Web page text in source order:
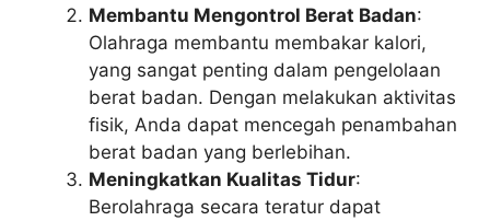
Membantu Mengontrol Berat Badan:
Olahraga membantu membakar kalori,
yang sangat penting dalam pengelolaan
berat badan. Dengan melakukan aktivitas
fisik, Anda dapat mencegah penambahan
berat badan yang berlebihan.
Meningkatkan Kualitas Tidur:
Berolahraga secara teratur dapat